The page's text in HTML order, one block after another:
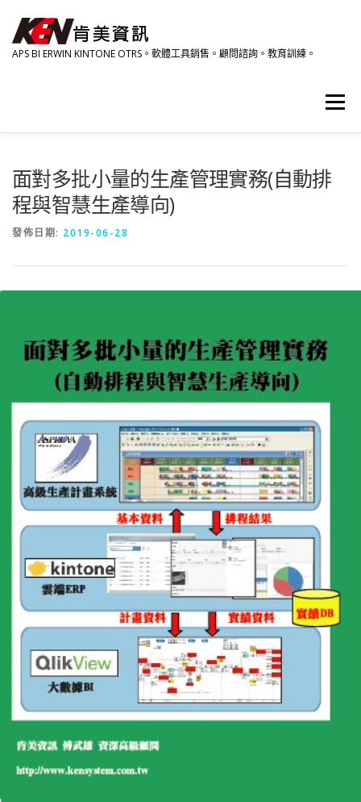
APS BI ERWIN KINTONE OTRS。軟體工具銷售。顧問諮詢。教育訓練。
選單
面對多批小量的生產管理實務(自動排
程與智慧生產導向)
發佈日期: 2019-06-28